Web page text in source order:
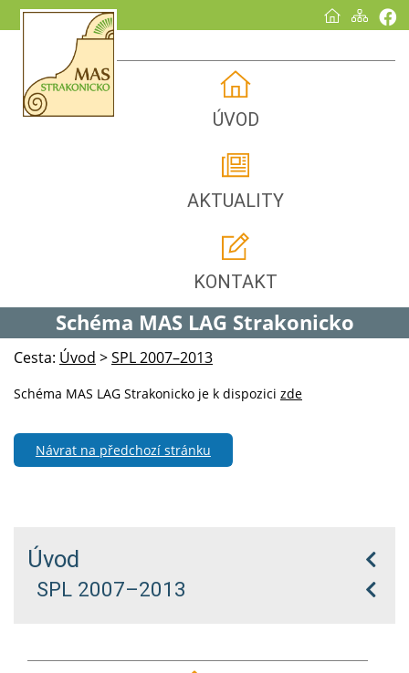
ÚVOD
AKTUALITY
KONTAKT
Schéma MAS LAG Strakonicko
Cesta: Úvod >SPL 2007–2013
Schéma MAS LAG Strakonicko je k dispozici zde
Návrat na předchozí stránku
Úvod
SPL 2007–2013